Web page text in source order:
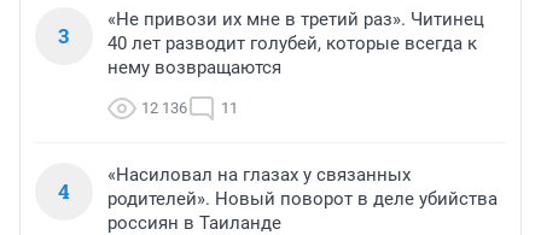
3
«Не привози их мне в третий раз». Читинец
40 лет разводит голубей, которые всегда к
нему возвращаются
12 136 11
4
«Насиловал на глазах у связанных
родителей». Новый поворот в деле убийства
россиян в Таиланде